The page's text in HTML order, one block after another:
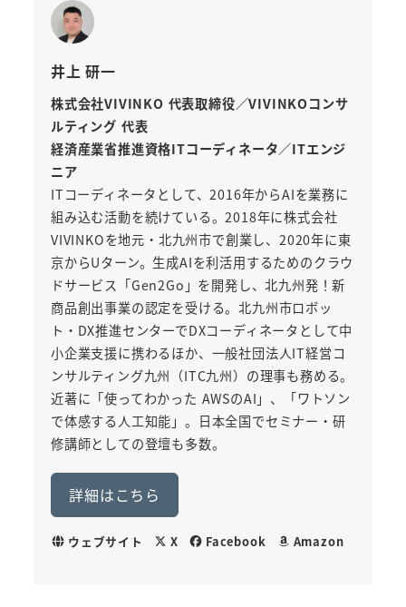
井上 研一
株式会社VIVINKO 代表取締役／VIVINKOコンサ
ルティング 代表
経済産業省推進資格ITコーディネータ／ITエンジ
ニア
ITコーディネータとして、2016年からAIを業務に
組み込む活動を続けている。2018年に株式会社
VIVINKOを地元・北九州市で創業し、2020年に東
京からUターン。生成AIを利活用するためのクラウ
ドサービス「Gen2Go」を開発し、北九州発！新
商品創出事業の認定を受ける。北九州市ロボッ
ト・DX推進センターでDXコーディネータとして中
小企業支援に携わるほか、一般社団法人IT経営コ
ンサルティング九州（ITC九州）の理事も務める。
近著に「使ってわかった AWSのAI」、「ワトソン
で体感する人工知能」。日本全国でセミナー・研
修講師としての登壇も多数。
詳細はこちら
ウェブサイト X Facebook Amazon